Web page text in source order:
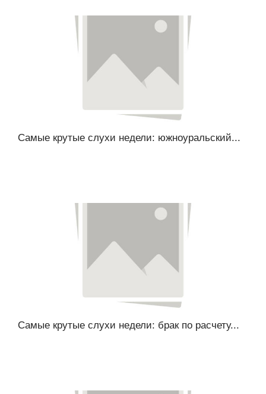
Самые крутые слухи недели: южноуральский...
Самые крутые слухи недели: брак по расчету...